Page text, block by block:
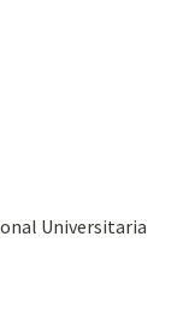
Universitaria